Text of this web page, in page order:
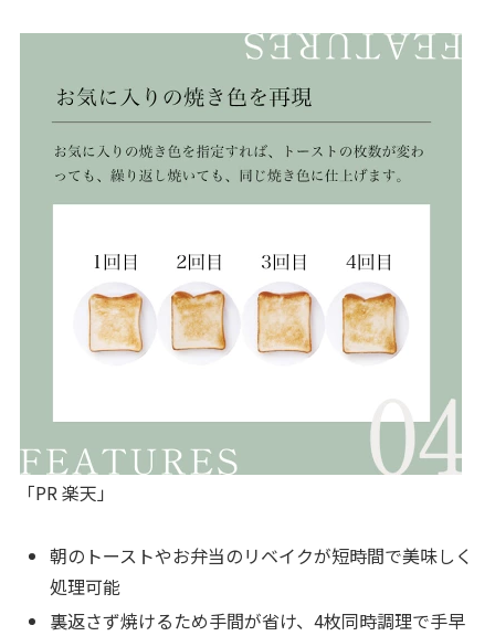
「PR 楽天」
朝のトーストやお弁当のリベイクが短時間で美味しく
処理可能
裏返さず焼けるため手間が省け、4枚同時調理で手早